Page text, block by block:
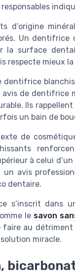
d’origine
Un dentifrice
la surface
respecte mieux
dentifrice
avis de
Ils
un bain de
de
à celui
un avis
dentaire.
s’inscrit dans
le savon
faire au
miracle.